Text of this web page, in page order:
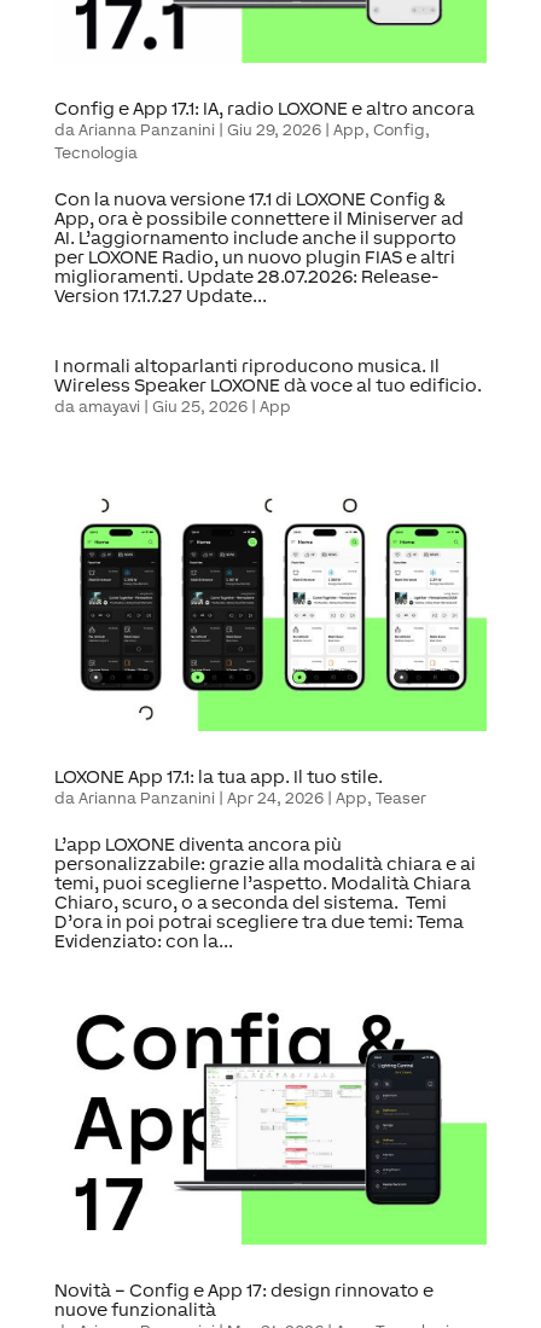
Config e App 17.1: IA, radio LOXONE e altro ancora
da Arianna Panzanini| Giu 29, 2026| App, Config,
Tecnologia
Con la nuova versione 17.1 di LOXONE Config &
App, ora è possibile connettere il Miniserver ad
AI. L’aggiornamento include anche il supporto
per LOXONE Radio, un nuovo plugin FIAS e altri
miglioramenti. Update 28.07.2026: Release-
Version 17.1.7.27 Update...
I normali altoparlanti riproducono musica. Il
Wireless Speaker LOXONE dà voce al tuo edificio.
da amayavi| Giu 25, 2026| App
LOXONE App 17.1: la tua app. Il tuo stile.
da Arianna Panzanini| Apr 24, 2026| App, Teaser
L’app LOXONE diventa ancora più
personalizzabile: grazie alla modalità chiara e ai
temi, puoi sceglierne l’aspetto. Modalità Chiara
Chiaro, scuro, o a seconda del sistema. Temi
D’ora in poi potrai scegliere tra due temi: Tema
Evidenziato: con la...
Novità – Config e App 17: design rinnovato e
nuove funzionalità